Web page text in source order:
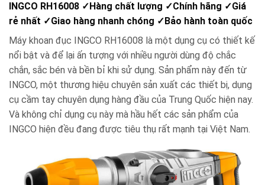
INGCO RH16008 ✓Hàng chất lượng ✓Chính hãng ✓Giá
rẻ nhất ✓Giao hàng nhanh chóng ✓Bảo hành toàn quốc
Máy khoan đục INGCO RH16008 là một dụng cụ có thiết kế
nổi bật và để lại ấn tượng với nhiều người dùng độ chắc
chắn, sắc bén và bền bỉ khi sử dụng. Sản phẩm này đến từ
INGCO, một thương hiệu chuyên sản xuất các thiết bị, dụng
cụ cầm tay chuyên dụng hàng đầu của Trung Quốc hiện nay.
Và không chỉ dụng cụ này mà hầu hết các sản phẩm của
INGCO hiện đều đang được tiêu thụ rất mạnh tại Việt Nam.